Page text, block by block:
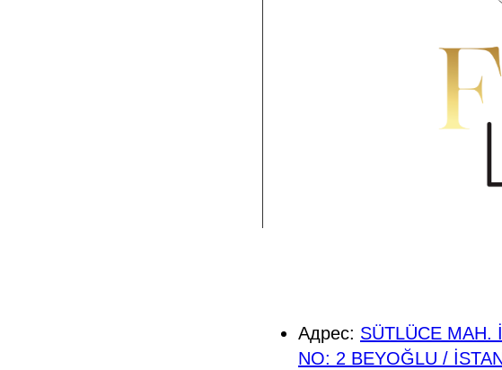
Адрес: SÜTLÜCE MAH.
NO: 2 BEYOĞLU /